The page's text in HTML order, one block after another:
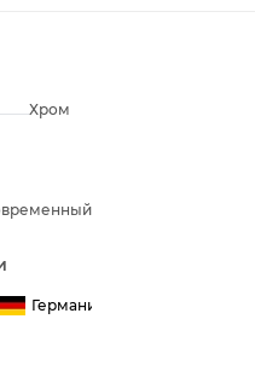
Хром
Германия